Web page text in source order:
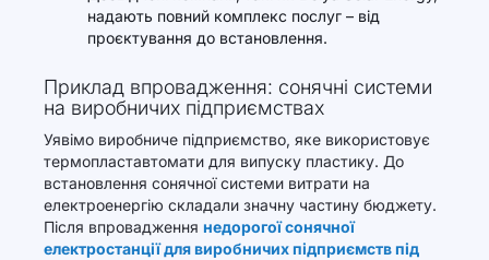
надають повний комплекс послуг – від
проєктування до встановлення.
Приклад впровадження: сонячні системи
на виробничих підприємствах
Уявімо виробниче підприємство, яке використовує
термопластавтомати для випуску пластику. До
встановлення сонячної системи витрати на
електроенергію складали значну частину бюджету.
Після впровадження недорогої сонячної
електростанції для виробничих підприємств під